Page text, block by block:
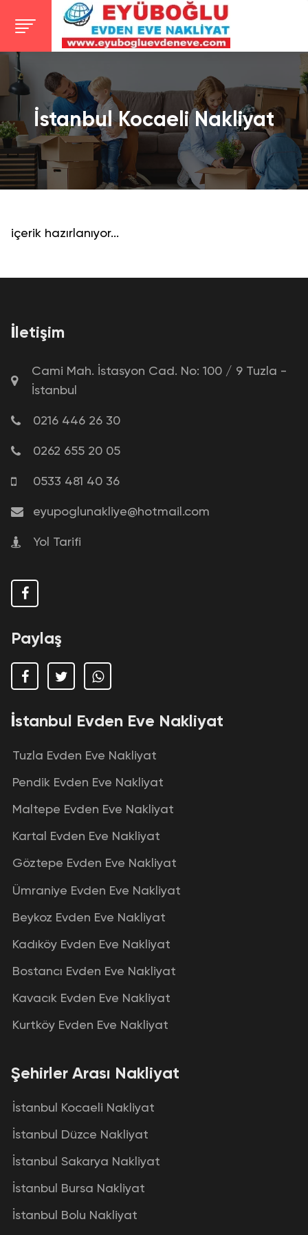
İstanbul Kocaeli Nakliyat
içerik hazırlanıyor...
İletişim
Cami Mah. İstasyon Cad. No: 100 / 9 Tuzla -
İstanbul
0216 446 26 30
0262 655 20 05
0533 481 40 36
eyupoglunakliye@hotmail.com
Yol Tarifi
Paylaş
İstanbul Evden Eve Nakliyat
Tuzla Evden Eve Nakliyat
Pendik Evden Eve Nakliyat
Maltepe Evden Eve Nakliyat
Kartal Evden Eve Nakliyat
Göztepe Evden Eve Nakliyat
Ümraniye Evden Eve Nakliyat
Beykoz Evden Eve Nakliyat
Kadıköy Evden Eve Nakliyat
Bostancı Evden Eve Nakliyat
Kavacık Evden Eve Nakliyat
Kurtköy Evden Eve Nakliyat
Şehirler Arası Nakliyat
İstanbul Kocaeli Nakliyat
İstanbul Düzce Nakliyat
İstanbul Sakarya Nakliyat
İstanbul Bursa Nakliyat
İstanbul Bolu Nakliyat